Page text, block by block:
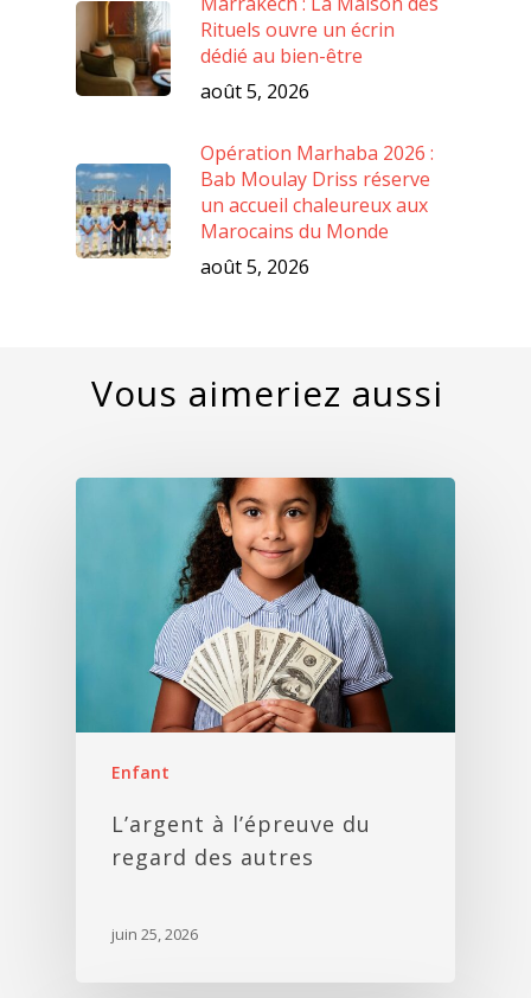
Rituels ouvre un écrin
dédié au bien-être
août 5, 2026
Opération Marhaba 2026 :
Bab Moulay Driss réserve
un accueil chaleureux aux
Marocains du Monde
août 5, 2026
Enfant
L’argent à l’épreuve du
regard des autres
juin 25, 2026